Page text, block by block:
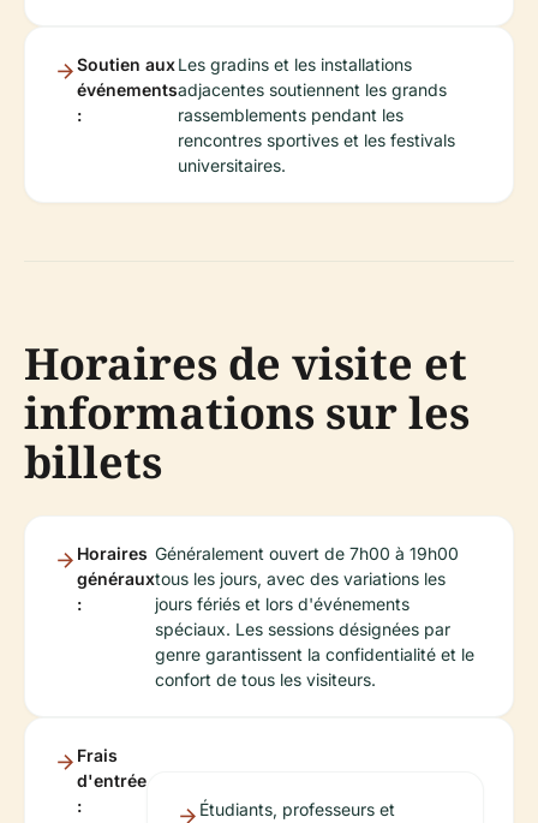
Soutien aux
événements
:
Les gradins et les installations
adjacentes soutiennent les grands
rassemblements pendant les
rencontres sportives et les festivals
universitaires.
Horaires de visite et
informations sur les
billets
Horaires
généraux
:
Généralement ouvert de 7h00 à 19h00
tous les jours, avec des variations les
jours fériés et lors d'événements
spéciaux. Les sessions désignées par
genre garantissent la confidentialité et le
confort de tous les visiteurs.
Frais
d'entrée
:
Étudiants, professeurs et